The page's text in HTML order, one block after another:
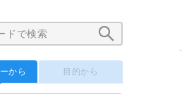
から 目的から